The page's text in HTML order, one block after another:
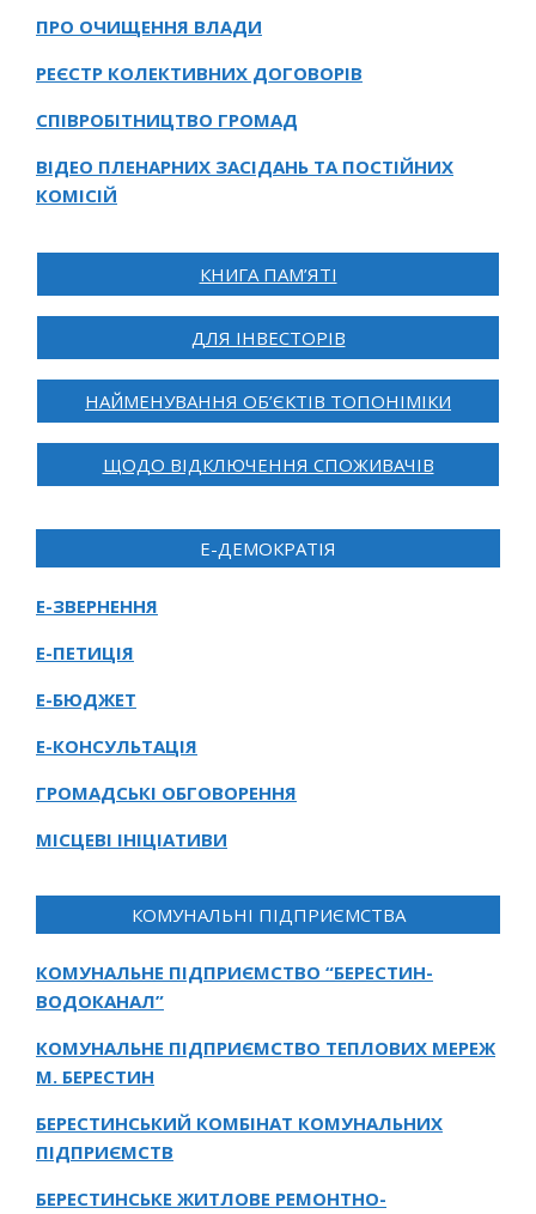
ПРО ОЧИЩЕННЯ ВЛАДИ
РЕЄСТР КОЛЕКТИВНИХ ДОГОВОРІВ
СПІВРОБІТНИЦТВО ГРОМАД
ВІДЕО ПЛЕНАРНИХ ЗАСІДАНЬ ТА ПОСТІЙНИХ
КОМІСІЙ
КНИГА ПАМ’ЯТІ
ДЛЯ ІНВЕСТОРІВ
НАЙМЕНУВАННЯ ОБ’ЄКТІВ ТОПОНІМІКИ
ЩОДО ВІДКЛЮЧЕННЯ СПОЖИВАЧІВ
Е-ДЕМОКРАТІЯ
Е-ЗВЕРНЕННЯ
Е-ПЕТИЦІЯ
Е-БЮДЖЕТ
Е-КОНСУЛЬТАЦІЯ
ГРОМАДСЬКІ ОБГОВОРЕННЯ
МІСЦЕВІ ІНІЦІАТИВИ
КОМУНАЛЬНІ ПІДПРИЄМСТВА
КОМУНАЛЬНЕ ПІДПРИЄМСТВО “БЕРЕСТИН-
ВОДОКАНАЛ”
КОМУНАЛЬНЕ ПІДПРИЄМСТВО ТЕПЛОВИХ МЕРЕЖ
М. БЕРЕСТИН
БЕРЕСТИНСЬКИЙ КОМБІНАТ КОМУНАЛЬНИХ
ПІДПРИЄМСТВ
БЕРЕСТИНСЬКЕ ЖИТЛОВЕ РЕМОНТНО-